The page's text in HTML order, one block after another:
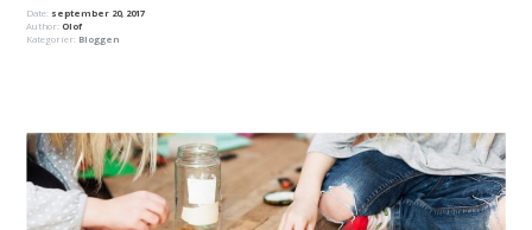
Date: september 20, 2017
Author:Olof
Kategorier: Bloggen